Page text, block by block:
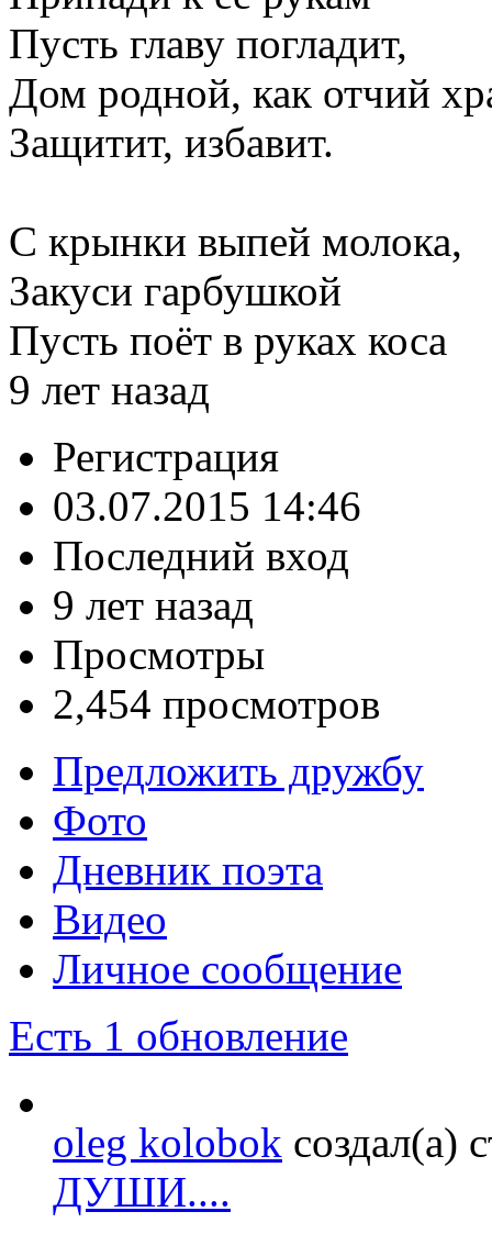
Пусть главу погладит,
Дом родной, как отчий
Защитит, избавит.
С крынки выпей молока,
Закуси гарбушкой
Пусть поёт в руках коса
9 лет назад
Регистрация
03.07.2015 14:46
Последний вход
9 лет назад
Просмотры
2,454 просмотров
Предложить дружбу
Фото
Дневник поэта
Видео
Личное сообщение
Есть 1 обновление
oleg kolobok создал(а)
ДУШИ....